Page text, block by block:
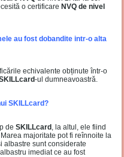
o certificareNVQ de nivel
au fost dobandite intr-o alta
echivalente obținute într-o
-ul dumneavoastră.
SKILLcard?
deSKILLcard , la altul, ele fiind
majoritate pot fi reînnoite la
albastre sunt considerate
imediat ce au fost